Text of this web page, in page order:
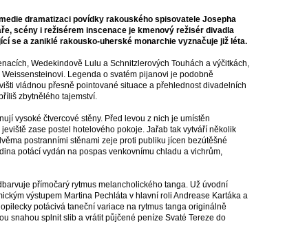
dramatizaci povídky rakouského spisovatele Josepha
scény i režisérem inscenace je kmenový režisér divadla
se a zaniklé rakousko-uherské monarchie vyznačuje již léta.
Wedekindově Lulu a Schnitzlerových Touhách a výčitkách,
Legenda o svatém pijanovi je podobně
vládnou přesně pointované situace a přehlednost divadelních
zbytnělého tajemství.
vysoké čtvercové stěny. Před levou z nich je umístěn
zase postel hotelového pokoje. Jařab tak vytváří několik
postranními stěnami zeje proti publiku jícen bezútěšné
potácí vydán na pospas venkovnímu chladu a vichrům,
přímočarý rytmus melancholického tanga. Už úvodní
výstupem Martina Pechláta v hlavní roli Andrease Kartáka a
potácivá taneční variace na rytmus tanga originálně
snahou splnit slib a vrátit půjčené peníze Svaté Tereze do